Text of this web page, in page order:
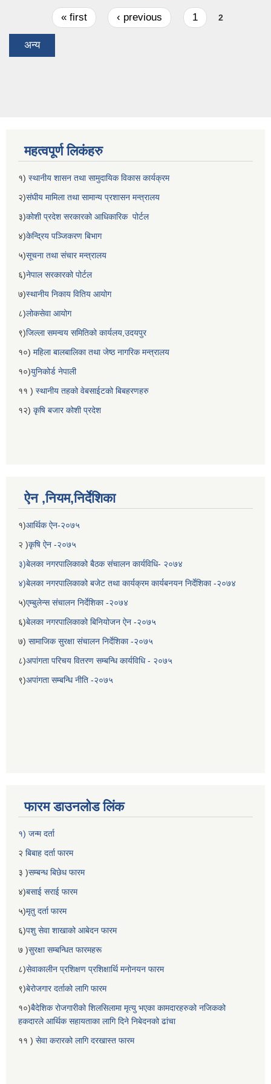
Pages « first ‹ previous 1 2
अन्य
महत्वपूर्ण लिकंहरु
१) स्थानीय शासन तथा सामुदायिक विकास कार्यक्रम
२)संघीय मामिला तथा सामान्य प्रशासन मन्त्रालय
३)कोशी प्रदेश सरकारको आधिकारिक पोर्टल
४)केन्द्रिय पञ्जिकरण बिभाग
५)सूचना तथा संचार मन्त्रालय
६)नेपाल सरकारको पोर्टल
७)स्थानीय निकाय वितिय आयोग
८)लोकसेवा आयोग
९)जिल्ला समन्वय समितिको कार्यलय,उदयपुर
१०) महिला बालबालिका तथा जेष्ठ नागरिक मन्त्रालय
१०)युनिकोर्ड नेपाली
११ ) स्थानीय तहको वेबसाईटको बिबहरणहरु
१२) कृषि बजार कोशी प्रदेश
ऐन ,नियम,निर्देशिका
१)आर्थिक ऐन-२०७५
२ )कृषि ऐन -२०७५
३)बेलका नगरपालिकाको बैठक संचालन कार्यविधि- २०७४
४)बेलका नगरपालिकाको बजेट तथा कार्यक्रम कार्यबनयन निर्देशिका -२०७४
५)एम्बुलेन्स संचालन निर्देशिका -२०७४
६)बेलका नगरपालिकाको बिनियोजन ऐन -२०७५
७) सामाजिक सुरक्षा संचालन निर्देशिका -२०७५
८)अपांगता परिचय वितरण सम्बन्धि कार्यविधि - २०७५
९)अपांगता सम्बन्धि नीति -२०७५
फारम डाउनलोड लिंक
१) जन्म दर्ता
२ बिबाह दर्ता फारम
३ )सम्बन्ध बिछेध फारम
४)बसाई सराई फारम
५)मृतु दर्ता फारम
६)पशु सेवा शाखाको आबेदन फारम
७ )सुरक्षा सम्बन्धित फारमहरू
८)सेवाकालीन प्रशिक्षण प्रशिक्षार्थि मनोनयन फारम
९)बेरोजगार दर्ताको लागि फारम
१०)बैदेशिक रोजगारीको शिलसिलामा मृत्यु भएका कामदारहरुको नजिकको
हकदारले आर्थिक सहायताका लागि दिने निबेदनको ढांचा
११ ) सेवा करारको लागि दरखास्त फारम